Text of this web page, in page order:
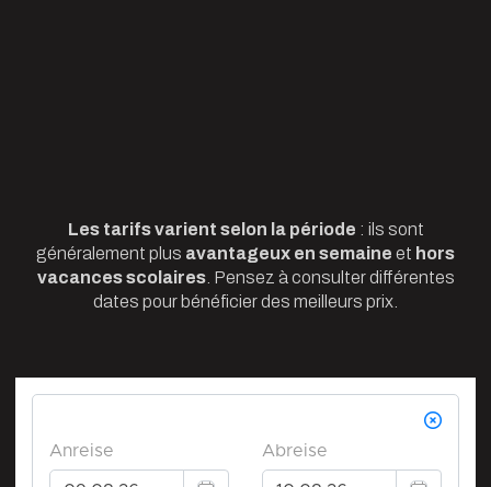
Les tarifs varient selon la période : ils sont
généralement plus avantageux en semaine et hors
vacances scolaires. Pensez à consulter différentes
dates pour bénéficier des meilleurs prix.